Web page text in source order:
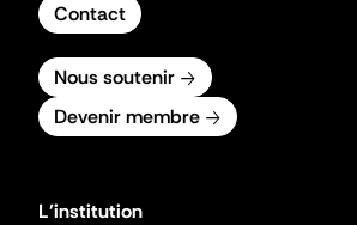
Contact
Nous soutenir
Devenir membre
L'institution